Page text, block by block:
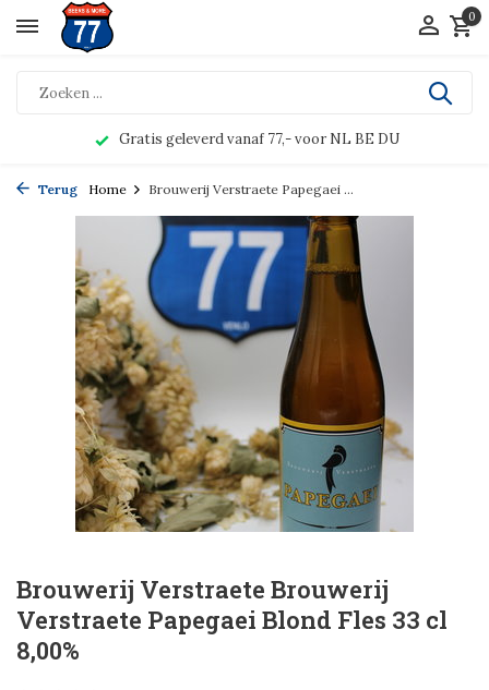
0
Gratis geleverd vanaf 77,- voor NL BE DU
Terug Home Brouwerij Verstraete Papegaei ...
Brouwerij Verstraete Brouwerij
Verstraete Papegaei Blond Fles 33 cl
8,00%